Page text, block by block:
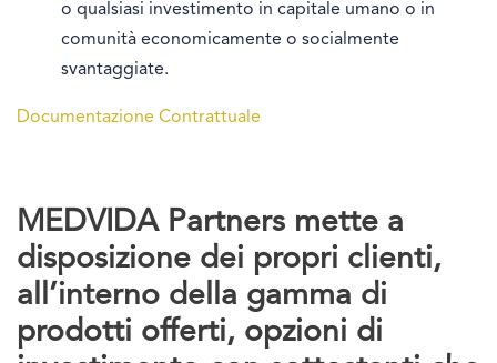
o qualsiasi investimento in capitale umano o in
comunità economicamente o socialmente
svantaggiate.
Documentazione Contrattuale
MEDVIDA Partners mette a
disposizione dei propri clienti,
all’interno della gamma di
prodotti offerti, opzioni di